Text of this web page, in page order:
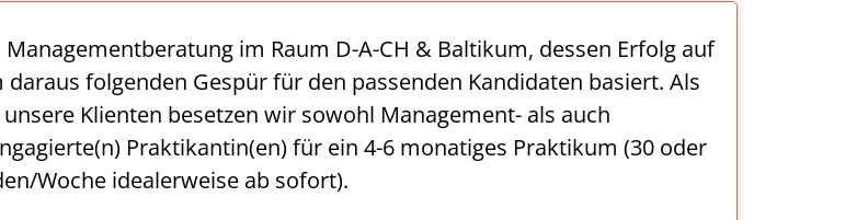
im Raum D-A-CH & Baltikum, dessen Erfolg auf
folgenden Gespür für den passenden Kandidaten basiert. Als
Klienten besetzen wir sowohl Management- als auch
Praktikantin(en) für ein 4-6 monatiges Praktikum (30 oder
Woche idealerweise ab sofort).